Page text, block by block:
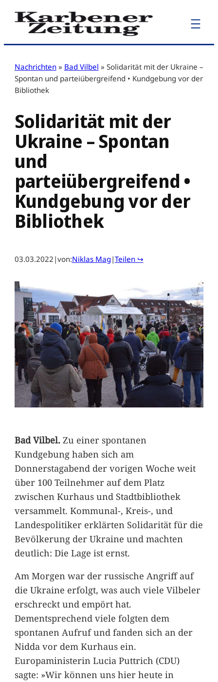
Zum
Inhalt
Nachrichten » Bad Vilbel » Solidarität mit der Ukraine –
Spontan und parteiübergreifend • Kundgebung vor der
Bibliothek
Solidarität mit der
Ukraine – Spontan
und
parteiübergreifend •
Kundgebung vor der
Bibliothek
03.03.2022 |von:Niklas Mag |Teilen ↪
Bad Vilbel.Zu einer spontanen
Kundgebung haben sich am
Donnerstagabend der vorigen Woche weit
über 100 Teilnehmer auf dem Platz
zwischen Kurhaus und Stadtbibliothek
versammelt. Kommunal-, Kreis-, und
Landespolitiker erklärten Solidarität für die
Bevölkerung der Ukraine und machten
deutlich: Die Lage ist ernst.
Am Morgen war der russische Angriff auf
die Ukraine erfolgt, was auch viele Vilbeler
erschreckt und empört hat.
Dementsprechend viele folgten dem
spontanen Aufruf und fanden sich an der
Nidda vor dem Kurhaus ein.
Europaministerin Lucia Puttrich (CDU)
sagte: »Wir können uns hier heute in